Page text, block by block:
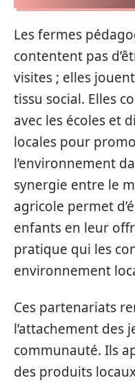
Les fermes
contentent pas
visites ; elles
tissu social. Elles
avec les écoles et
locales pour
l’environnement
synergie entre le
agricole permet
enfants en leur
pratique qui les
environnement
Ces partenariats
l’attachement des
communauté. Ils
des produits